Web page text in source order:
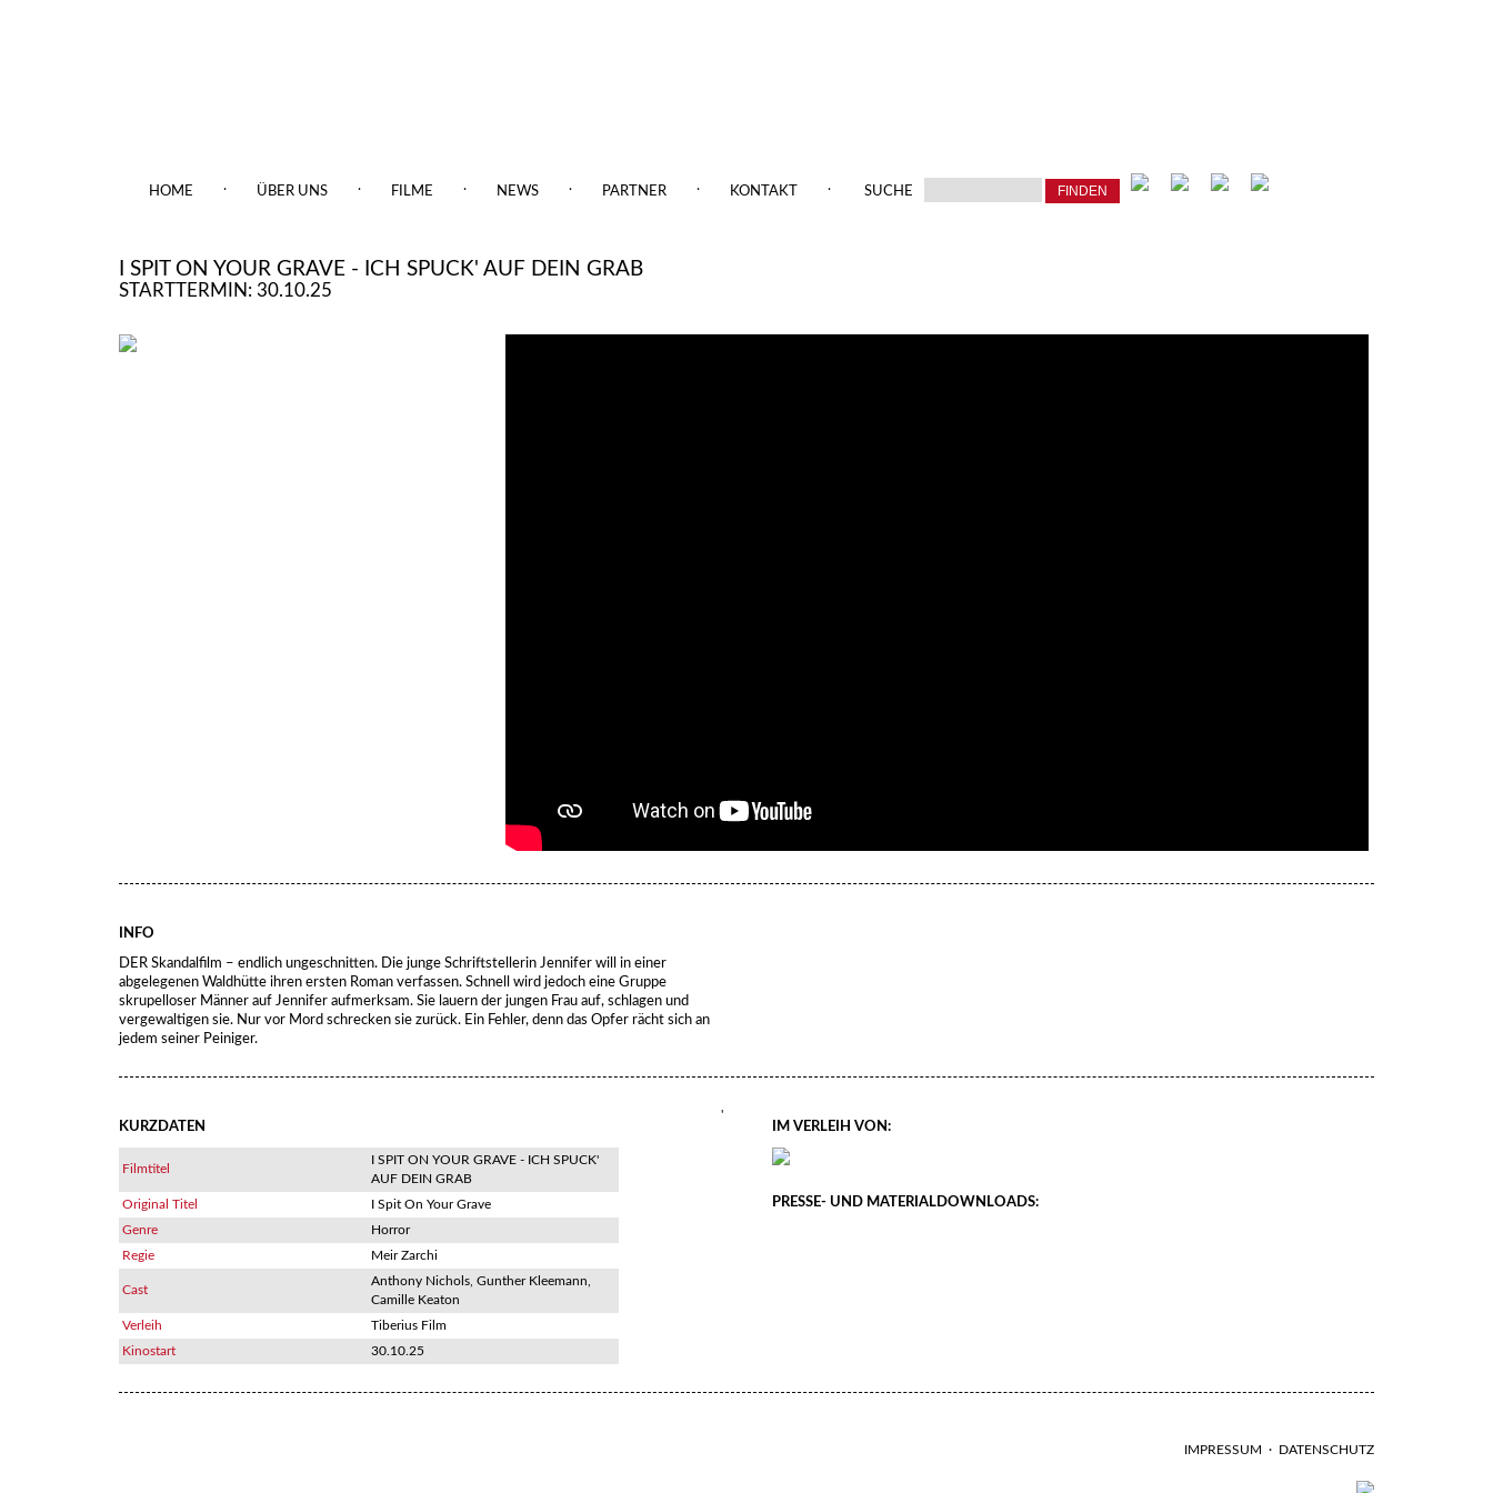
HOME . ÜBER UNS . FILME . NEWS . PARTNER . KONTAKT . SUCHE
I SPIT ON YOUR GRAVE - ICH SPUCK' AUF DEIN GRAB
STARTTERMIN: 30.10.25
INFO
DER Skandalfilm – endlich ungeschnitten. Die junge Schriftstellerin Jennifer will in einer
abgelegenen Waldhütte ihren ersten Roman verfassen. Schnell wird jedoch eine Gruppe
skrupelloser Männer auf Jennifer aufmerksam. Sie lauern der jungen Frau auf, schlagen und
vergewaltigen sie. Nur vor Mord schrecken sie zurück. Ein Fehler, denn das Opfer rächt sich an
jedem seiner Peiniger.
KURZDATEN
Filmtitel
I SPIT ON YOUR GRAVE - ICH SPUCK'
AUF DEIN GRAB
Original Titel
I Spit On Your Grave
Genre
Horror
Regie
Meir Zarchi
Cast
Anthony Nichols, Gunther Kleemann,
Camille Keaton
Verleih
Tiberius Film
Kinostart
30.10.25
IM VERLEIH VON:
PRESSE- UND MATERIALDOWNLOADS:
'
IMPRESSUM · DATENSCHUTZ